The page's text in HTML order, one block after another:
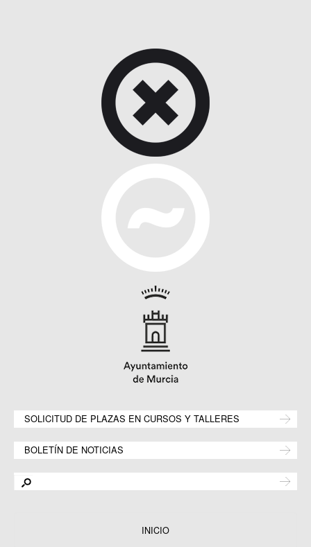
SOLICITUD DE PLAZAS EN CURSOS Y TALLERES
BOLETÍN DE NOTICIAS
INICIO